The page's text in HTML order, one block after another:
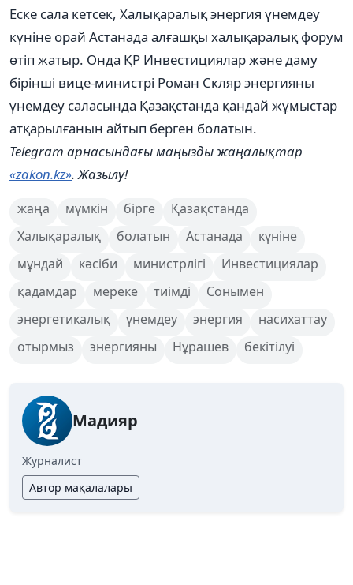
Еске сала кетсек, Халықаралық энергия үнемдеу
күніне орай Астанада алғашқы халықаралық форум
өтіп жатыр. Онда ҚР Инвестициялар және даму
бірінші вице-министрі Роман Скляр энергияны
үнемдеу саласында Қазақстанда қандай жұмыстар
атқарылғанын айтып берген болатын.
Telegram арнасындағы маңызды жаңалықтар
«zakon.kz». Жазылу!
жаңа мүмкін бірге
Қазақстанда
Халықаралық
болатын Астанада
күніне
мұндай
кәсіби министрлігі
Инвестициялар
қадамдар
мереке тиімді
Сонымен
энергетикалық
үнемдеу энергия
насихаттау
отырмыз
энергияны Нұрашев бекітілуі
Мадияр
Журналист
Автор мақалалары